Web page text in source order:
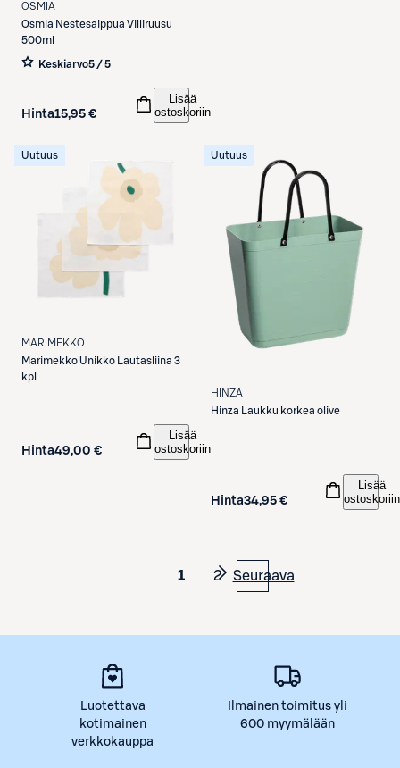
OSMIA
Osmia Nestesaippua Villiruusu
500ml
Keskiarvo5 / 5
Hinta15,95 €
Lisää
ostoskoriin
Uutuus
MARIMEKKO
MarimekkoUnikko Lautasliina 3
kpl
Hinta49,00 €
Lisää
ostoskoriin
Uutuus
HINZA
Hinza
Laukku korkea olive
Hinta34,95 €
Lisää
ostoskoriin
1 2 Seuraava
Luotettava
kotimainen
verkkokauppa
Ilmainen toimitus yli
600 myymälään